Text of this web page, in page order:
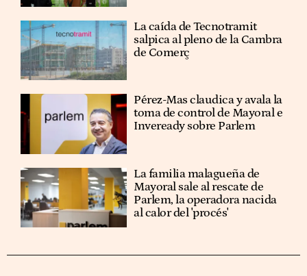
La caída de Tecnotramit
salpica al pleno de la Cambra
de Comerç
Pérez-Mas claudica y avala la
toma de control de Mayoral e
Inveready sobre Parlem
La familia malagueña de
Mayoral sale al rescate de
Parlem, la operadora nacida
al calor del 'procés'